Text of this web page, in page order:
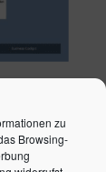
zu
Browsing-